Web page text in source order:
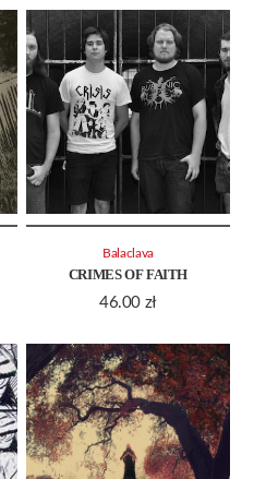
CRIMES OF FAITH
46.00 zł
Balaclava